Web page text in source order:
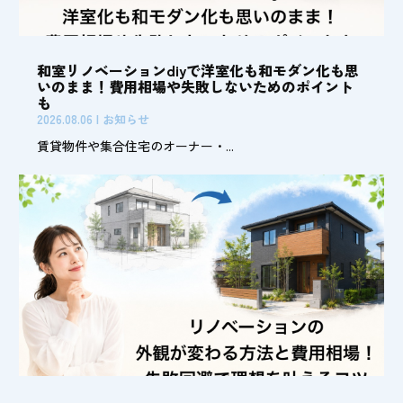
和室リノベーションdiyで洋室化も和モダン化も思
いのまま！費用相場や失敗しないためのポイント
も
2026.08.06 | お知らせ
賃貸物件や集合住宅のオーナー・...